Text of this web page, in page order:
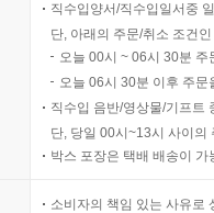
직수입양서/직수입일서중
단, 아래의 주문/취소 조건
오늘 00시 ~ 06시 30분
오늘 06시 30분 이후 주
직수입 음반/영상물/기프트
단, 당일 00시~13시 사이의
박스 포장은 택배 배송이
소비자의 책임 있는 사유로